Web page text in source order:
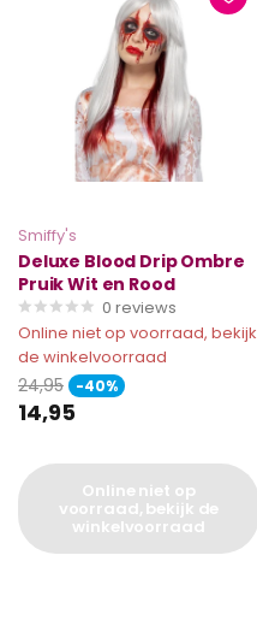
Smiffy's
Deluxe Blood Drip Ombre
Pruik Wit en Rood
0 reviews
Online niet op voorraad, bekijk
de winkelvoorraad
24,95 -40%
14,95
Online niet op
voorraad, bekijk de
winkelvoorraad